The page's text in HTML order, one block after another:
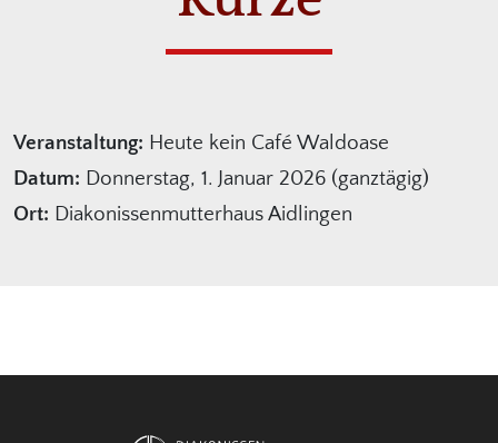
Veranstaltung: Heute kein Café Waldoase
Datum: Donnerstag, 1. Januar 2026 (ganztägig)
Ort: Diakonissenmutterhaus Aidlingen